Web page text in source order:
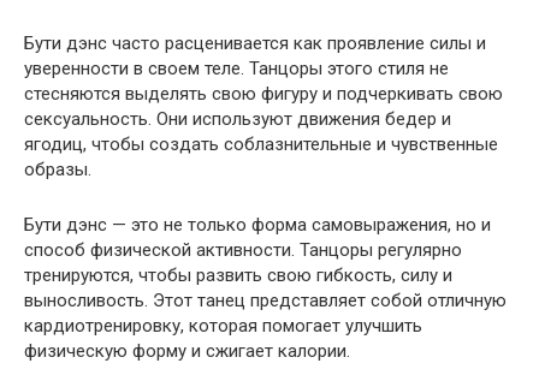
Бути дэнс часто расценивается как проявление силы и
уверенности в своем теле. Танцоры этого стиля не
стесняются выделять свою фигуру и подчеркивать свою
сексуальность. Они используют движения бедер и
ягодиц, чтобы создать соблазнительные и чувственные
образы.
Бути дэнс — это не только форма самовыражения, но и
способ физической активности. Танцоры регулярно
тренируются, чтобы развить свою гибкость, силу и
выносливость. Этот танец представляет собой отличную
кардиотренировку, которая помогает улучшить
физическую форму и сжигает калории.